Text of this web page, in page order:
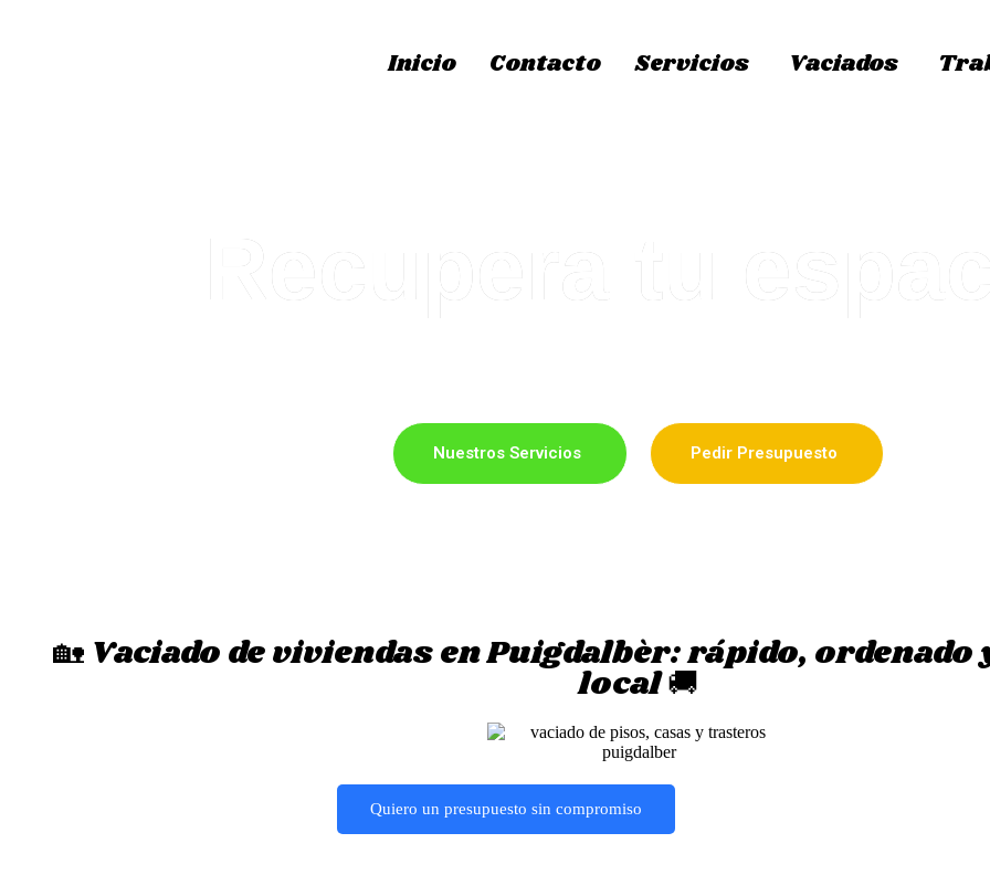
Inicio Contacto Servicios Vaciados
Nuestros Servicios Pedir Presupuesto
🏡 Vaciado de viviendas en Puigdalbèr: rápido,
local 🚚
Quiero un presupuesto sin compromiso